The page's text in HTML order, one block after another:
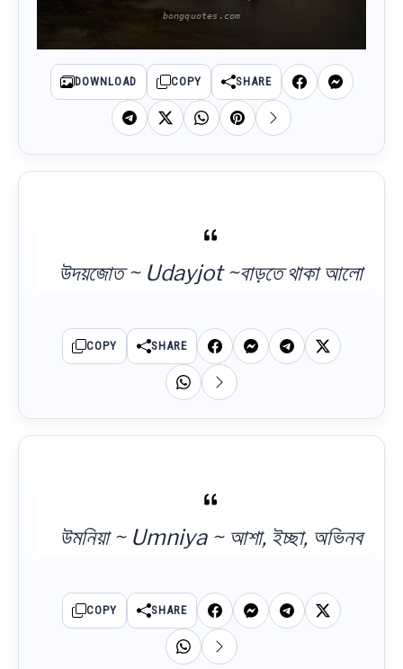
DOWNLOAD COPY SHARE
উদয়জোত ~ Udayjot ~বাড়তে থাকা আলো
COPY SHARE
উমনিয়া ~ Umniya ~ আশা, ইচ্ছা, অভিনব
COPY SHARE